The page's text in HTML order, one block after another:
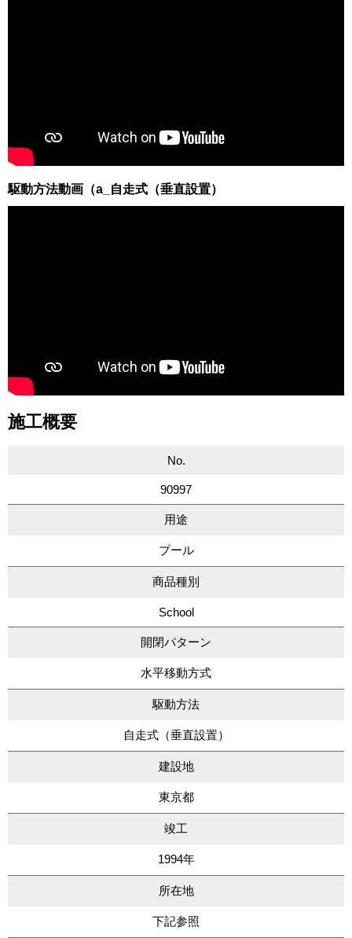
駆動方法動画（a_自走式（垂直設置）
施工概要
No.
90997
用途
プール
商品種別
School
開閉パターン
水平移動方式
駆動方法
自走式（垂直設置）
建設地
東京都
竣工
1994年
所在地
下記参照